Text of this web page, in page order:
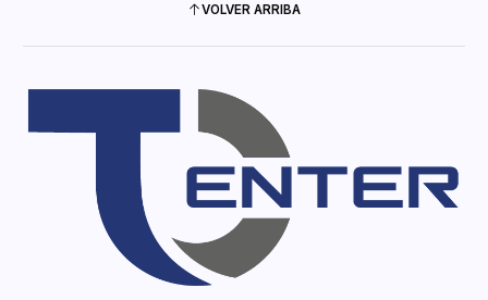
VOLVER ARRIBA